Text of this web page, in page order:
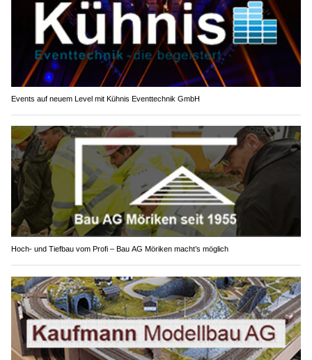
Events auf neuem Level mit Kühnis Eventtechnik GmbH
Hoch- und Tiefbau vom Profi – Bau AG Möriken macht’s möglich